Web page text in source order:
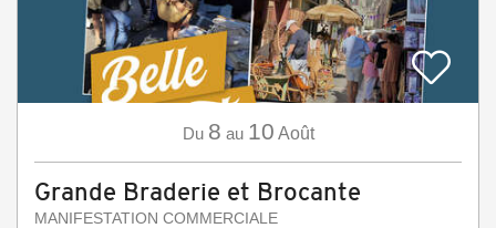
Du 8 au 10 Août
Grande Braderie et Brocante
MANIFESTATION COMMERCIALE